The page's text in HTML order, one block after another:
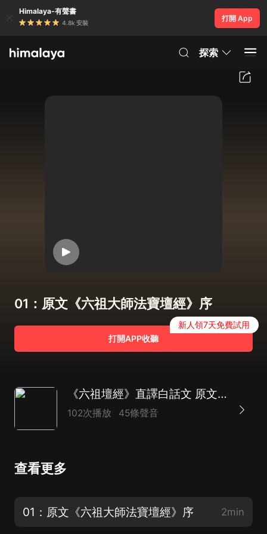
Himalaya-有聲書
4.8k 安裝
打開 App
探索
01：原文《六祖大師法寶壇經》序
打開APP收聽
新人領7天免費試用
《六祖壇經》直譯白話文 原文字幕 大藏經 諸宗部
102次播放 45條聲音
查看更多
01：原文《六祖大師法寶壇經》序 2min